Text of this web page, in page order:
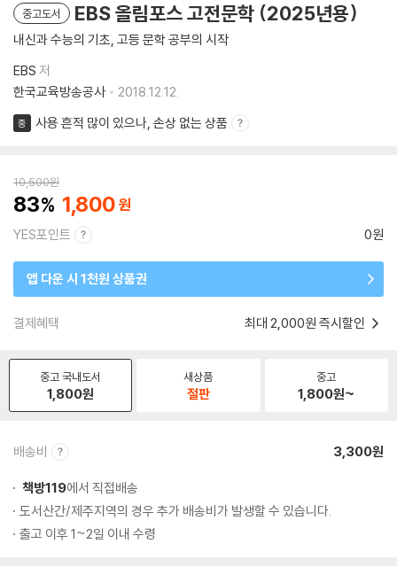
중고도서 EBS 올림포스 고전문학 (2025년용)
내신과 수능의 기초, 고등 문학 공부의 시작
EBS 저
한국교육방송공사
2018.12.12.
중 사용 흔적 많이 있으나, 손상 없는 상품
10,500원
83 1,800
YES포인트 0원
앱 다운 시 1천원 상품권
결제혜택 최대 2,000원 즉시할인
중고 국내도서
1,800원
새상품
절판
중고
1,800원~
배송비 3,300원
책방119에서 직접배송
도서산간/제주지역의 경우 추가 배송비가 발생할 수 있습니다.
출고 이후 1~2일 이내 수령